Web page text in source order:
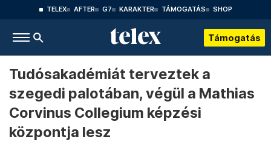
TELEX AFTER G7 KARAKTER TÁMOGATÁS SHOP
Támogatás
Tudósakadémiát terveztek a
szegedi palotában, végül a Mathias
Corvinus Collegium képzési
központja lesz